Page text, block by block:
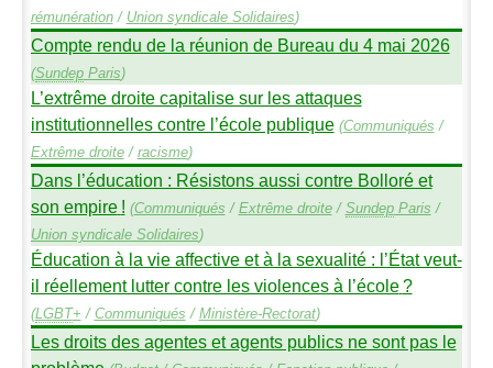
rémunération/ Union syndicale Solidaires)
Compte rendu de la réunion de Bureau du 4 mai 2026
(SundepParis)
L’extrême droite capitalise sur les attaques
institutionnelles contre l’école publique (Communiqués /
Extrême droite/ racisme)
Dans l’éducation : Résistons aussi contre Bolloré et
son empire ! (Communiqués / Extrême droite/ SundepParis /
Union syndicale Solidaires)
Éducation à la vie affective et à la sexualité : l’État veut-
il réellement lutter contre les violences à l’école?
(LGBT+ / Communiqués / Ministère-Rectorat)
Les droits des agentes et agents publics ne sont pas le